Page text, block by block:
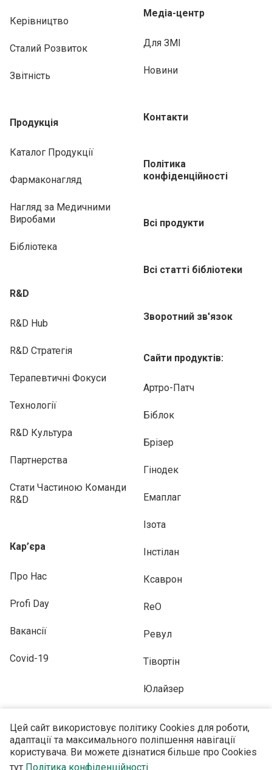
Цей сайт використовує політику Cookies для роботи,
адаптації та максимального поліпшення навігації
користувача. Ви можете дізнатися більше про Cookies
тут Політика конфіденційності
Керівництво
Сталий Розвиток
Звітність
Продукція
Каталог Продукції
Фармаконагляд
Нагляд за Медичними
Виробами
Бібліотека
R&D
R&D Hub
R&D Стратегія
Терапевтичні Фокуси
Технології
R&D Культура
Партнерства
Стати Частиною Команди
R&D
Кар’єра
Про Нас
Profi Day
Вакансії
Covid-19
Медіа-центр
Для ЗМІ
Новини
Контакти
Політика
конфіденційності
Всі продукти
Всі статті бібліотеки
Зворотний зв'язок
Сайти продуктів:
Артро-Патч
Біблок
Брізер
Гінодек
Емаплаг
Ізота
Інстілан
Ксаврон
ReO
Ревул
Тівортін
Юлайзер
ПІДПИСУЙТЕСЬ НА НАС